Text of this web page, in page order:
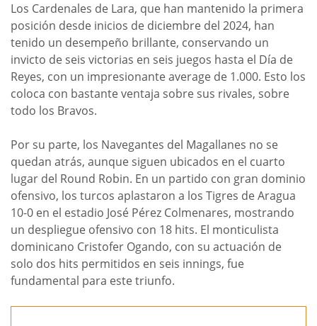
Los Cardenales de Lara, que han mantenido la primera
posición desde inicios de diciembre del 2024, han
tenido un desempeño brillante, conservando un
invicto de seis victorias en seis juegos hasta el Día de
Reyes, con un impresionante average de 1.000. Esto los
coloca con bastante ventaja sobre sus rivales, sobre
todo los Bravos.
Por su parte, los Navegantes del Magallanes no se
quedan atrás, aunque siguen ubicados en el cuarto
lugar del Round Robin. En un partido con gran dominio
ofensivo, los turcos aplastaron a los Tigres de Aragua
10-0 en el estadio José Pérez Colmenares, mostrando
un despliegue ofensivo con 18 hits. El monticulista
dominicano Cristofer Ogando, con su actuación de
solo dos hits permitidos en seis innings, fue
fundamental para este triunfo.